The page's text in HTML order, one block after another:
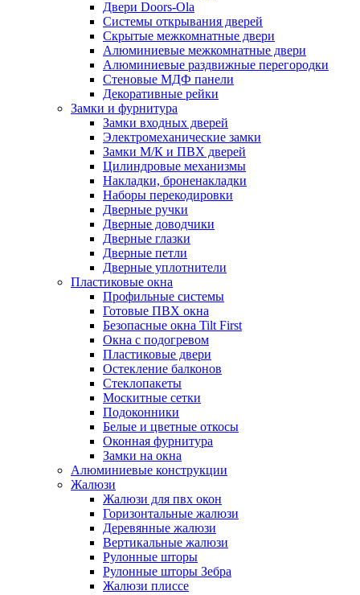
Двери Doors-Ola
Системы открывания дверей
Скрытые межкомнатные двери
Алюминиевые межкомнатные двери
Алюминиевые раздвижные перегородки
Стеновые МДФ панели
Декоративные рейки
Замки и фурнитура
Замки входных дверей
Электромеханические замки
Замки М/К и ПВХ дверей
Цилиндровые механизмы
Накладки, броненакладки
Наборы перекодировки
Дверные ручки
Дверные доводчики
Дверные глазки
Дверные петли
Дверные уплотнители
Пластиковые окна
Профильные системы
Готовые ПВХ окна
Безопасные окна Tilt First
Окна с подогревом
Пластиковые двери
Остекление балконов
Стеклопакеты
Москитные сетки
Подоконники
Белые и цветные откосы
Оконная фурнитура
Замки на окна
Алюминиевые конструкции
Жалюзи
Жалюзи для пвх окон
Горизонтальные жалюзи
Деревянные жалюзи
Вертикальные жалюзи
Рулонные шторы
Рулонные шторы Зебра
Жалюзи плиссе